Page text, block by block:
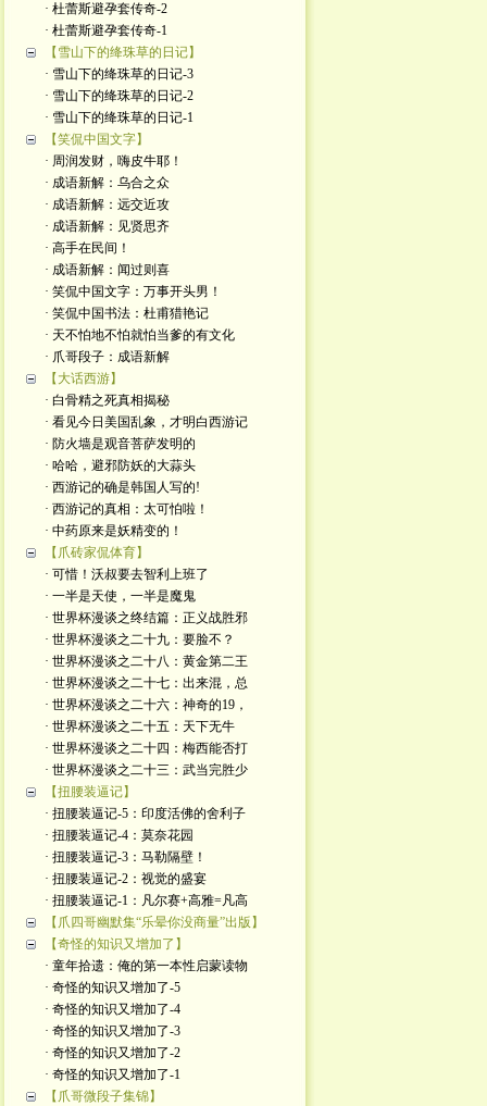
· 杜蕾斯避孕套传奇-2
· 杜蕾斯避孕套传奇-1
【雪山下的绛珠草的日记】
· 雪山下的绛珠草的日记-3
· 雪山下的绛珠草的日记-2
· 雪山下的绛珠草的日记-1
【笑侃中国文字】
· 周润发财，嗨皮牛耶！
· 成语新解：乌合之众
· 成语新解：远交近攻
· 成语新解：见贤思齐
· 高手在民间！
· 成语新解：闻过则喜
· 笑侃中国文字：万事开头男！
· 笑侃中国书法：杜甫猎艳记
· 天不怕地不怕就怕当爹的有文化
· 爪哥段子：成语新解
【大话西游】
· 白骨精之死真相揭秘
· 看见今日美国乱象，才明白西游记
· 防火墙是观音菩萨发明的
· 哈哈，避邪防妖的大蒜头
· 西游记的确是韩国人写的!
· 西游记的真相：太可怕啦！
· 中药原来是妖精变的！
【爪砖家侃体育】
· 可惜！沃叔要去智利上班了
· 一半是天使，一半是魔鬼
· 世界杯漫谈之终结篇：正义战胜邪
· 世界杯漫谈之二十九：要脸不？
· 世界杯漫谈之二十八：黄金第二王
· 世界杯漫谈之二十七：出来混，总
· 世界杯漫谈之二十六：神奇的19，
· 世界杯漫谈之二十五：天下无牛
· 世界杯漫谈之二十四：梅西能否打
· 世界杯漫谈之二十三：武当完胜少
【扭腰装逼记】
· 扭腰装逼记-5：印度活佛的舍利子
· 扭腰装逼记-4：莫奈花园
· 扭腰装逼记-3：马勒隔壁！
· 扭腰装逼记-2：视觉的盛宴
· 扭腰装逼记-1：凡尔赛+高雅=凡高
【爪四哥幽默集“乐晕你没商量”出版】
【奇怪的知识又增加了】
· 童年拾遗：俺的第一本性启蒙读物
· 奇怪的知识又增加了-5
· 奇怪的知识又增加了-4
· 奇怪的知识又增加了-3
· 奇怪的知识又增加了-2
· 奇怪的知识又增加了-1
【爪哥微段子集锦】